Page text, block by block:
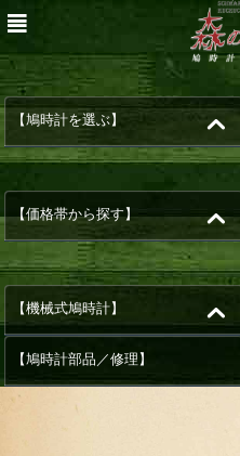
【鳩時計を選ぶ】
【価格帯から探す】
【機械式鳩時計】
【鳩時計部品／修理】